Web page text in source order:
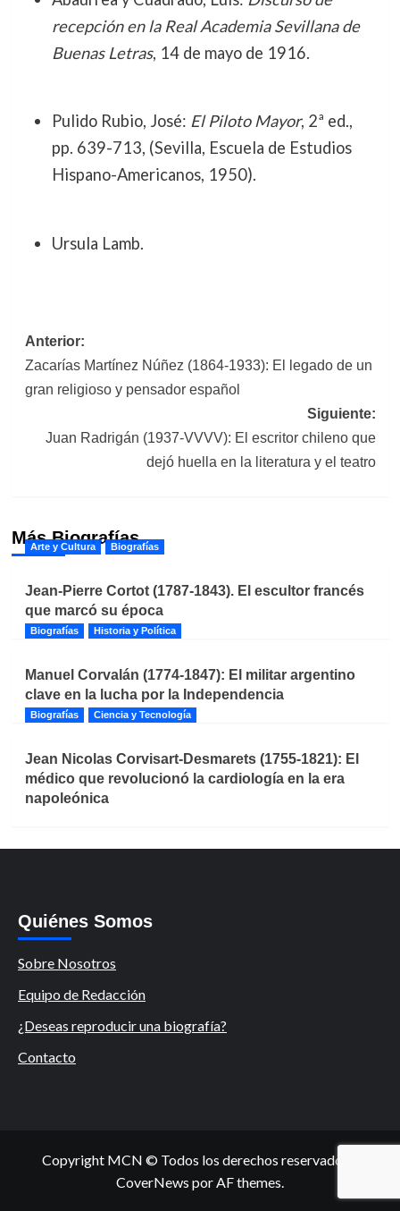
recepción en la Real Academia Sevillana de
Buenas Letras, 14 de mayo de 1916.
Pulido Rubio, José: El Piloto Mayor, 2ª ed.,
pp. 639-713, (Sevilla, Escuela de Estudios
Hispano-Americanos, 1950).
Ursula Lamb.
Navegación
de
entradas
Anterior:
Zacarías Martínez Núñez (1864-1933): El legado de un
gran religioso y pensador español
Siguiente:
Juan Radrigán (1937-VVVV): El escritor chileno que
dejó huella en la literatura y el teatro
Más Biografías
Arte y Cultura Biografías
Jean-Pierre Cortot (1787-1843). El escultor francés
que marcó su época
Biografías Historia y Política
Manuel Corvalán (1774-1847): El militar argentino
clave en la lucha por la Independencia
Biografías Ciencia y Tecnología
Jean Nicolas Corvisart-Desmarets (1755-1821): El
médico que revolucionó la cardiología en la era
napoleónica
Quiénes Somos
Sobre Nosotros
Equipo de Redacción
¿Deseas reproducir una biografía?
Contacto
Copyright MCN © Todos los derechos reservados.
CoverNews por AF themes.